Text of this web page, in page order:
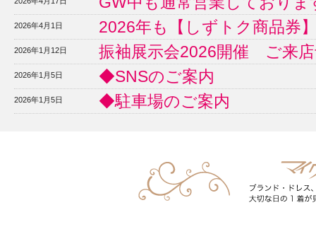
2026年4月1日 2026年も【しずトク商品券
2026年1月12日 振袖展示会2026開催 ご来店
2026年1月5日 ◆SNSのご案内
2026年1月5日 ◆駐車場のご案内